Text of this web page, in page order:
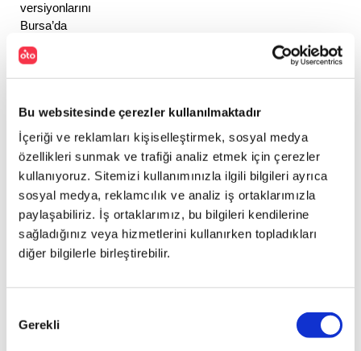
Bu websitesinde çerezler kullanılmaktadır
İçeriği ve reklamları kişiselleştirmek, sosyal medya
özellikleri sunmak ve trafiği analiz etmek için çerezler
kullanıyoruz. Sitemizi kullanımınızla ilgili bilgileri ayrıca
sosyal medya, reklamcılık ve analiz iş ortaklarımızla
paylaşabiliriz. İş ortaklarımız, bu bilgileri kendilerine
sağladığınız veya hizmetlerini kullanırken topladıkları
diğer bilgilerle birleştirebilir.
Seçimi
Gerekli
versiyonlarını
Bursa’da
yer
alan
Tofaş
üretmektedir.
%60.6
yerlilik
üretilen
Egea
dışında
Fiat’ın
Linea,
Fiorino
Pratico